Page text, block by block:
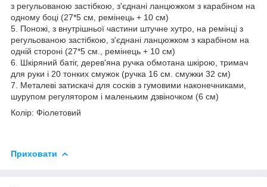
з регульованою застібкою, з'єднані ланцюжком з карабіном на
одному боці (27*5 см, ремінець + 10 см)
5. Поножі, з внутрішньої частини штучне хутро, на ремінці з
регульованою застібкою, з'єднані ланцюжком з карабіном на
одній стороні (27*5 см., ремінець + 10 см)
6. Шкіряний батіг, дерев'яна ручка обмотана шкірою, тримач
для руки і 20 тонких смужок (ручка 16 см. смужки 32 см)
7. Металеві затискачі для сосків з гумовими наконечниками,
шурупом регулятором і маленьким дзвіночком (6 см)
Колір: Фіолетовий
Приховати